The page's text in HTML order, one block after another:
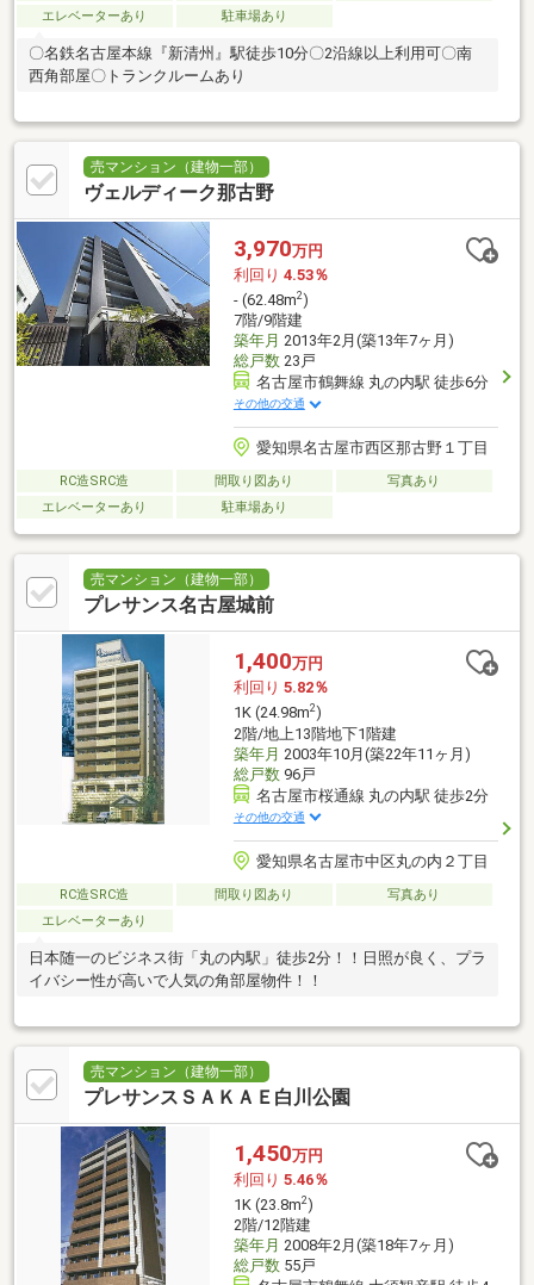
エレベーターあり
駐車場あり
〇名鉄名古屋本線『新清州』駅徒歩10分〇2沿線以上利用可〇南
西角部屋〇トランクルームあり
売マンション（建物一部）
ヴェルディーク那古野
3,970万円
利回り 4.53％
- (62.48m2)
7階/9階建
築年月 2013年2月(築13年7ヶ月)
総戸数23戸
名古屋市鶴舞線 丸の内駅 徒歩6分
その他の交通
愛知県名古屋市西区那古野１丁目
RC造SRC造 間取り図あり
写真あり
エレベーターあり
駐車場あり
売マンション（建物一部）
プレサンス名古屋城前
1,400万円
利回り 5.82％
1K (24.98m2)
2階/地上13階地下1階建
築年月 2003年10月(築22年11ヶ月)
総戸数96戸
名古屋市桜通線 丸の内駅 徒歩2分
その他の交通
愛知県名古屋市中区丸の内２丁目
RC造SRC造 間取り図あり
写真あり
エレベーターあり
日本随一のビジネス街「丸の内駅」徒歩2分！！日照が良く、プラ
イバシー性が高いで人気の角部屋物件！！
売マンション（建物一部）
プレサンスＳＡＫＡＥ白川公園
1,450万円
利回り 5.46％
1K (23.8m2)
2階/12階建
築年月 2008年2月(築18年7ヶ月)
総戸数55戸